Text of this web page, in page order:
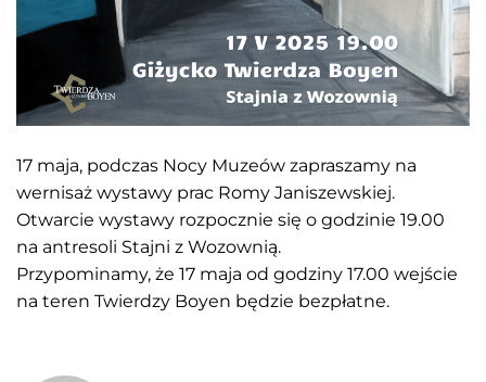
17 maja, podczas Nocy Muzeów zapraszamy na
wernisaż wystawy prac Romy Janiszewskiej.
Otwarcie wystawy rozpocznie się o godzinie 19.00
na antresoli Stajni z Wozownią.
Przypominamy, że 17 maja od godziny 17.00 wejście
na teren Twierdzy Boyen będzie bezpłatne.